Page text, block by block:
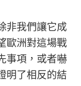
非我們讓它成
歐洲對這場戰
事項，或者嚇
明了相反的結